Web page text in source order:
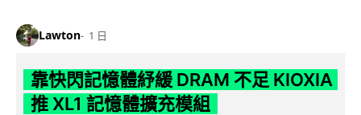
Lawton 1 日
靠快閃記憶體紓緩 DRAM 不足 KIOXIA
推 XL1 記憶體擴充模組